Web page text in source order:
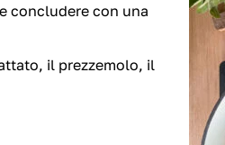
concludere con una
il prezzemolo, il